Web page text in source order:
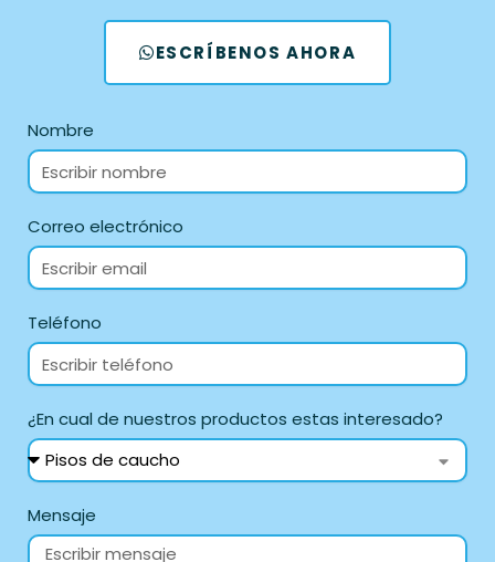
ESCRÍBENOS AHORA
Nombre
Correo electrónico
Teléfono
¿En cual de nuestros productos estas interesado?
Mensaje